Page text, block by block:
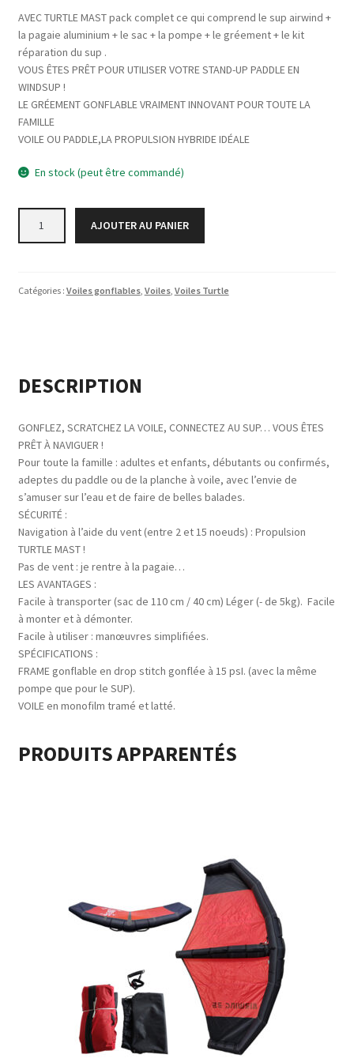
AVEC TURTLE MAST pack complet ce qui comprend le sup airwind +
la pagaie aluminium + le sac + la pompe + le gréement + le kit
réparation du sup .
VOUS ÊTES PRÊT POUR UTILISER VOTRE STAND-UP PADDLE EN
WINDSUP !
LE GRÉEMENT GONFLABLE VRAIMENT INNOVANT POUR TOUTE LA
FAMILLE
VOILE OU PADDLE,LA PROPULSION HYBRIDE IDÉALE
En stock (peut être commandé)
kid
AJOUTER AU PANIER
Catégories : Voiles gonflables, Voiles, Voiles Turtle
DESCRIPTION
GONFLEZ, SCRATCHEZ LA VOILE, CONNECTEZ AU SUP… VOUS ÊTES
PRÊT À NAVIGUER !
Pour toute la famille : adultes et enfants, débutants ou confirmés,
adeptes du paddle ou de la planche à voile, avec l’envie de
s’amuser sur l’eau et de faire de belles balades.
SÉCURITÉ :
Navigation à l’aide du vent (entre 2 et 15 noeuds) : Propulsion
TURTLE MAST !
Pas de vent : je rentre à la pagaie…
LES AVANTAGES :
Facile à transporter (sac de 110 cm / 40 cm) Léger (- de 5kg). Facile
à monter et à démonter.
Facile à utiliser : manœuvres simplifiées.
SPÉCIFICATIONS :
FRAME gonflable en drop stitch gonflée à 15 psI. (avec la même
pompe que pour le SUP).
VOILE en monofilm tramé et latté.
PRODUITS APPARENTÉS